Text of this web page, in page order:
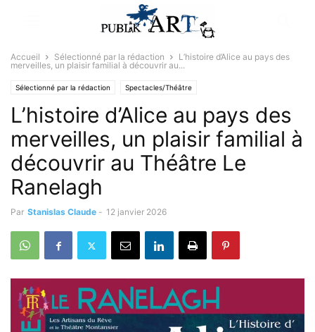
Accueil Sélectionné par la rédaction
L’histoire d’Alice au pays des
merveilles, un plaisir familial à découvrir au...
Sélectionné par la rédaction Spectacles/Théâtre
L’histoire d’Alice au pays des
merveilles, un plaisir familial à
découvrir au Théâtre Le
Ranelagh
Par Stanislas Claude - 12 janvier 2026